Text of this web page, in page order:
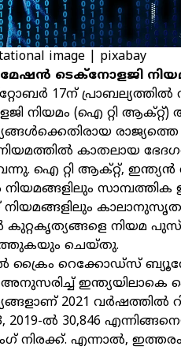
image | pixabay
ടെക്നോളജി
17ന്
നിയമം (ഐ റ്റി
രാജ്യത്തെ
കാതലായ
ഐ റ്റി ആക്റ്റ്, ഇന്ത്യന്‍
നിയമങ്ങളിലും സാമ്പത്തിക
നിയമങ്ങളിലും
നിയമ
ചെയ്തു.
റെക്കോഡ്സ്
അനുസരിച്ച് ഇന്ത്യയിലാകെ
2021 വര്‍ഷത്തില്‍
2019-ല്‍ 30,846
നിരക്ക്. എന്നാല്‍,